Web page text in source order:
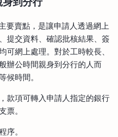
要賣點，是讓申請人透過網上
提交資料、確認批核結果、簽
可網上處理。對於工時較長、
辦公時間親身到分行的人而
候時間。
款項可轉入申請人指定的銀行
票。
序。